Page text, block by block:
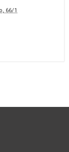
66/1